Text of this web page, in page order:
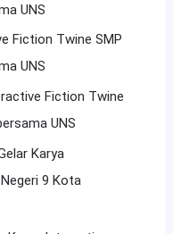
UNS
Fiction Twine SMP
UNS
Fiction Twine
UNS
Karya
9 Kota